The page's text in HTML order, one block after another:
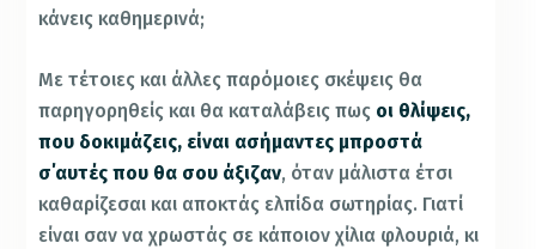
κάνεις καθημερινά;
Με τέτοιες και άλλες παρόμοιες σκέψεις θα
παρηγορηθείς και θα καταλάβεις πως οι θλίψεις,
που δοκιμάζεις, είναι ασήμαντες μπροστά
σ΄αυτές που θα σου άξιζαν, όταν μάλιστα έτσι
καθαρίζεσαι και αποκτάς ελπίδα σωτηρίας. Γιατί
είναι σαν να χρωστάς σε κάποιον χίλια φλουριά, κι